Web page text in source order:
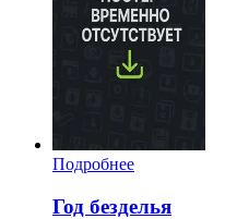
Подробнее
Год безделья